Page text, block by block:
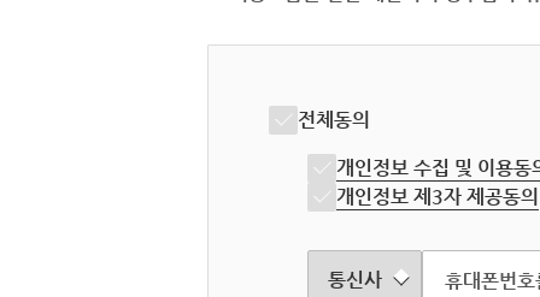
전체동의
개인정보 수집 및 이용동
개인정보 제3자 제공동의